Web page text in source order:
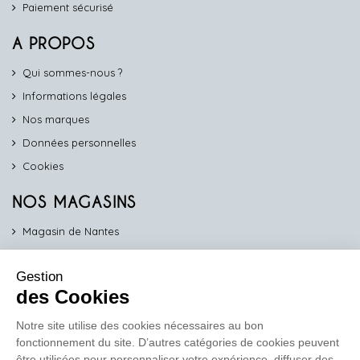
Paiement sécurisé
A PROPOS
Qui sommes-nous ?
Informations légales
Nos marques
Données personnelles
Cookies
NOS MAGASINS
Magasin de Nantes
Magasin de Vannes
Magasin d'Orléans
COMPTOIR PRO
Gestion
des Cookies
Notre site utilise des cookies nécessaires au bon
fonctionnement du site. D’autres catégories de cookies peuvent